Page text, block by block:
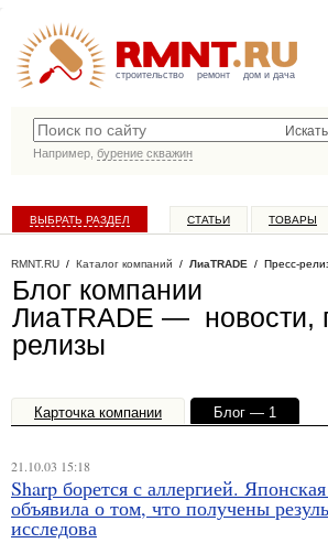
строительство ремонт дом и дача
Искать
Например, бурение скважин
ВЫБРАТЬ РАЗДЕЛ СТАТЬИ ТОВАРЫ
RMNT.RU / Каталог компаний / ЛиаTRADE / Пресс-
Блог компании
ЛиаTRADE — новости,
релизы
Карточка компании
Блог — 1
21.10.03 15:18
Sharp борется с аллергией.
объявила о том, что получены
исследова